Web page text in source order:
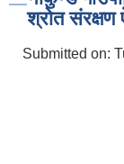
श्रोत
Submitted on: